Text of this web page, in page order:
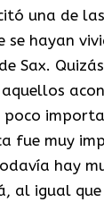
una de
se hayan
Sax.
poco
fue muy
hay
al igual que